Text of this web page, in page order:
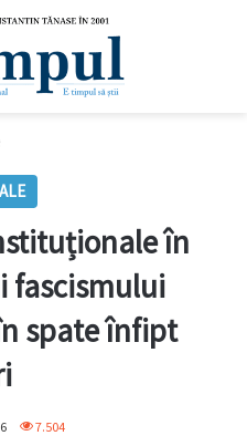
în
fascismului
spate înfipt
6 7.504